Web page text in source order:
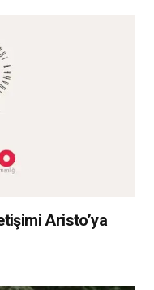
Aristo’ya